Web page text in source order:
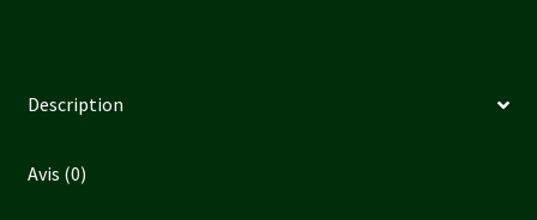
Description
Avis (0)